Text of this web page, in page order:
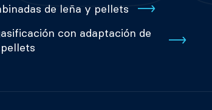
de leña y pellets
con adaptación de